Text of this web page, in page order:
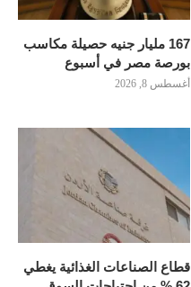
167 مليار جنيه حصيلة مكاسب
بورصة مصر في أسبوع
أغسطس 8, 2026
قطاع الصناعات الغذائية يغطي